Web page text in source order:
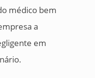
médico bem
a
em